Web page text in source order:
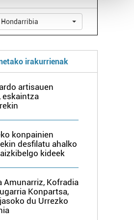
zure datu pertsonalak
IP zenbakia, besteak beste,
iragarkiak eta edukia
dezakezu.
ustez zein helburutarako
eta horren aurka nola egin
prozesatzeko moduari
eta ezarri zure lehentasunak
unetan alda edo ken dezakezu
Hondarribia
irakurrienak
artisauen
eskaintza
konpainien
desfilatu ahalko
kideek
Amunarriz, Kofradia
Konpartsa,
du Urrezko